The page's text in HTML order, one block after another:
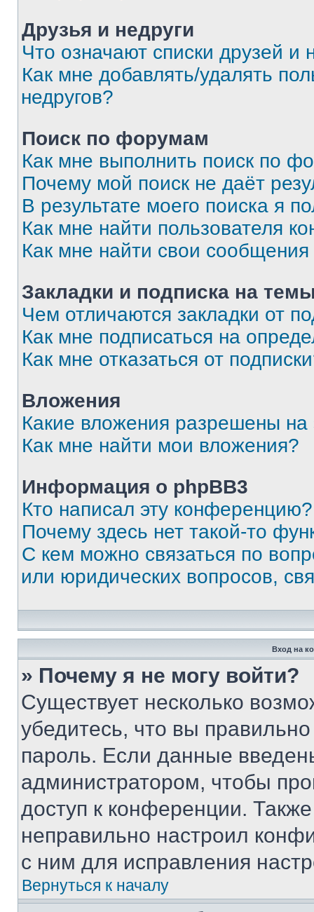
Друзья и недруги
Что означают списки друзей и
Как мне добавлять/удалять
недругов?
Поиск по форумам
Как мне выполнить поиск по
Почему мой поиск не даёт
В результате моего поиска я
Как мне найти пользователя
Как мне найти свои
Закладки и подписка на
Чем отличаются закладки от
Как мне подписаться на
Как мне отказаться от
Вложения
Какие вложения разрешены
Как мне найти мои вложения?
Информация о phpBB3
Кто написал эту конференцию?
Почему здесь нет такой-то
С кем можно связаться по
или юридических вопросов,
Вход на
» Почему я не могу войти?
Существует несколько
убедитесь, что вы
пароль. Если данные
администратором, чтобы
доступ к конференции.
неправильно настроил
с ним для исправления
Вернуться к началу